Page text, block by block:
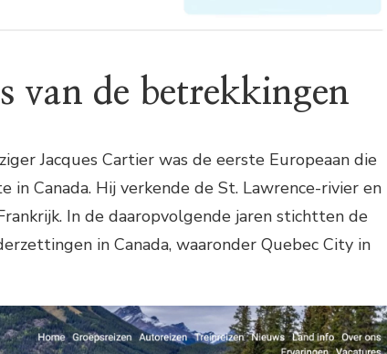
van de betrekkingen
Jacques Cartier was de eerste Europeaan die
in Canada. Hij verkende de St. Lawrence-rivier en
In de daaropvolgende jaren stichtten de
in Canada, waaronder Quebec City in